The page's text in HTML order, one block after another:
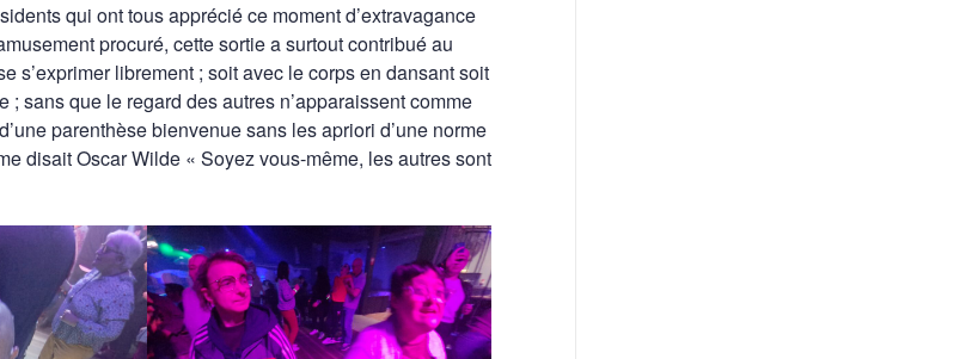
qui ont tous apprécié ce moment d’extravagance
procuré, cette sortie a surtout contribué au
s’exprimer librement ; soit avec le corps en dansant soit
sans que le regard des autres n’apparaissent comme
parenthèse bienvenue sans les apriori d’une norme
disait Oscar Wilde « Soyez vous-même, les autres sont